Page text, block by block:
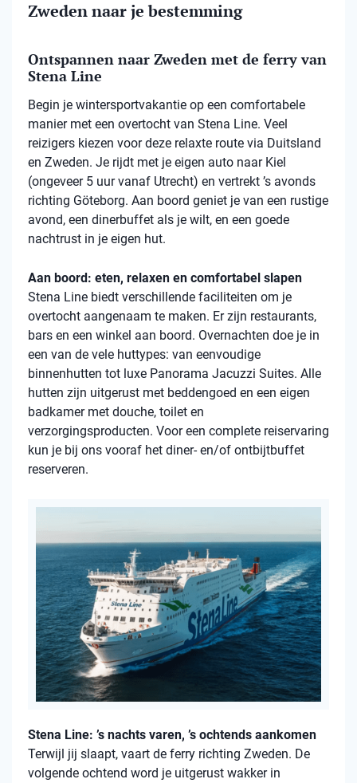
Zweden naar je bestemming
Ontspannen naar Zweden met de ferry van
Stena Line
Begin je wintersportvakantie op een comfortabele
manier met een overtocht van Stena Line. Veel
reizigers kiezen voor deze relaxte route via Duitsland
en Zweden. Je rijdt met je eigen auto naar Kiel
(ongeveer 5 uur vanaf Utrecht) en vertrekt ’s avonds
richting Göteborg. Aan boord geniet je van een rustige
avond, een dinerbuffet als je wilt, en een goede
nachtrust in je eigen hut.
Aan boord: eten, relaxen en comfortabel slapen
Stena Line biedt verschillende faciliteiten om je
overtocht aangenaam te maken. Er zijn restaurants,
bars en een winkel aan boord. Overnachten doe je in
een van de vele huttypes: van eenvoudige
binnenhutten tot luxe Panorama Jacuzzi Suites. Alle
hutten zijn uitgerust met beddengoed en een eigen
badkamer met douche, toilet en
verzorgingsproducten. Voor een complete reiservaring
kun je bij ons vooraf het diner- en/of ontbijtbuffet
reserveren.
Stena Line: ’s nachts varen, ’s ochtends aankomen
Terwijl jij slaapt, vaart de ferry richting Zweden. De
volgende ochtend word je uitgerust wakker in